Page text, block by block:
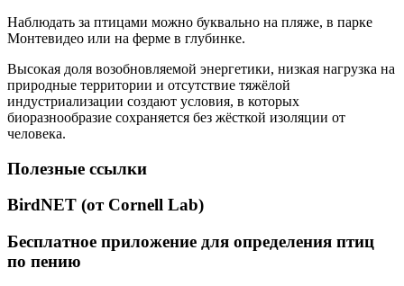
Наблюдать за птицами можно буквально на пляже, в парке
Монтевидео или на ферме в глубинке.
Высокая доля возобновляемой энергетики, низкая нагрузка на
природные территории и отсутствие тяжёлой
индустриализации создают условия, в которых
биоразнообразие сохраняется без жёсткой изоляции от
человека.
Полезные ссылки
BirdNET (от Cornell Lab)
Бесплатное приложение для определения птиц
по пению